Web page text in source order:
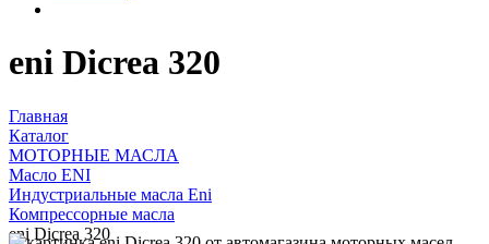
eni Dicrea 320
Главная
Каталог
МОТОРНЫЕ МАСЛА
Масло ENI
Индустриальные масла Eni
Компрессорные масла
eni Dicrea 320